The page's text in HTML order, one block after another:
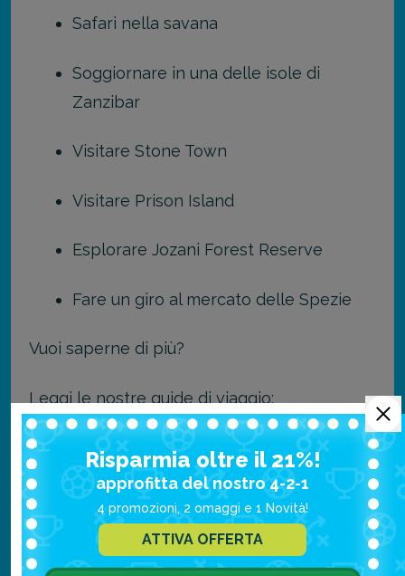
Safari nella savana
Soggiornare in una delle isole di
Zanzibar
Visitare Stone Town
Visitare Prison Island
Esplorare Jozani Forest Reserve
Fare un giro al mercato delle Spezie
Vuoi saperne di più?
Leggi le nostre guide di viaggio:
Safari in Tanzania: la guida di viaggio
Cratere del Ngorongoro: cosa ti
aspetta durante il tuo Safari
Risparmia oltre il 21%!
approfitta del nostro 4-2-1
4 promozioni, 2 omaggi e 1 Novità!
ATTIVA OFFERTA